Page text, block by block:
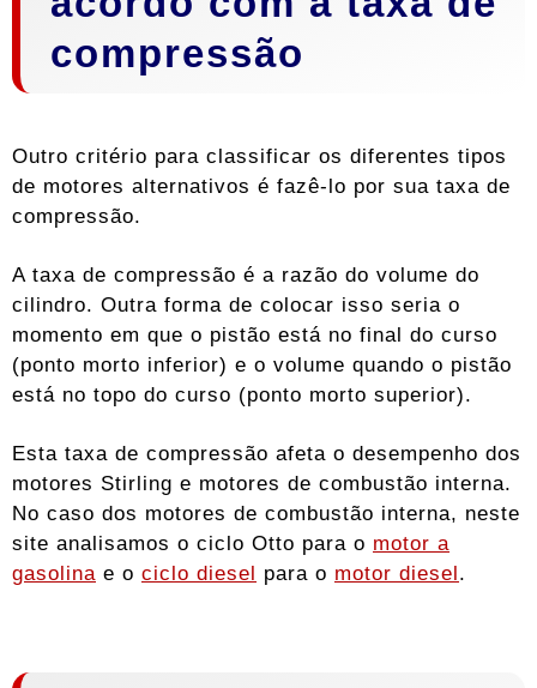
compressão
Outro critério para classificar os diferentes tipos
de motores alternativos é fazê-lo por sua taxa de
compressão.
A taxa de compressão é a razão do volume do
cilindro. Outra forma de colocar isso seria o
momento em que o pistão está no final do curso
(ponto morto inferior) e o volume quando o pistão
está no topo do curso (ponto morto superior).
Esta taxa de compressão afeta o desempenho dos
motores Stirling e motores de combustão interna.
No caso dos motores de combustão interna, neste
site analisamos o ciclo Otto para o motor a
gasolina e o ciclo diesel para o motor diesel.